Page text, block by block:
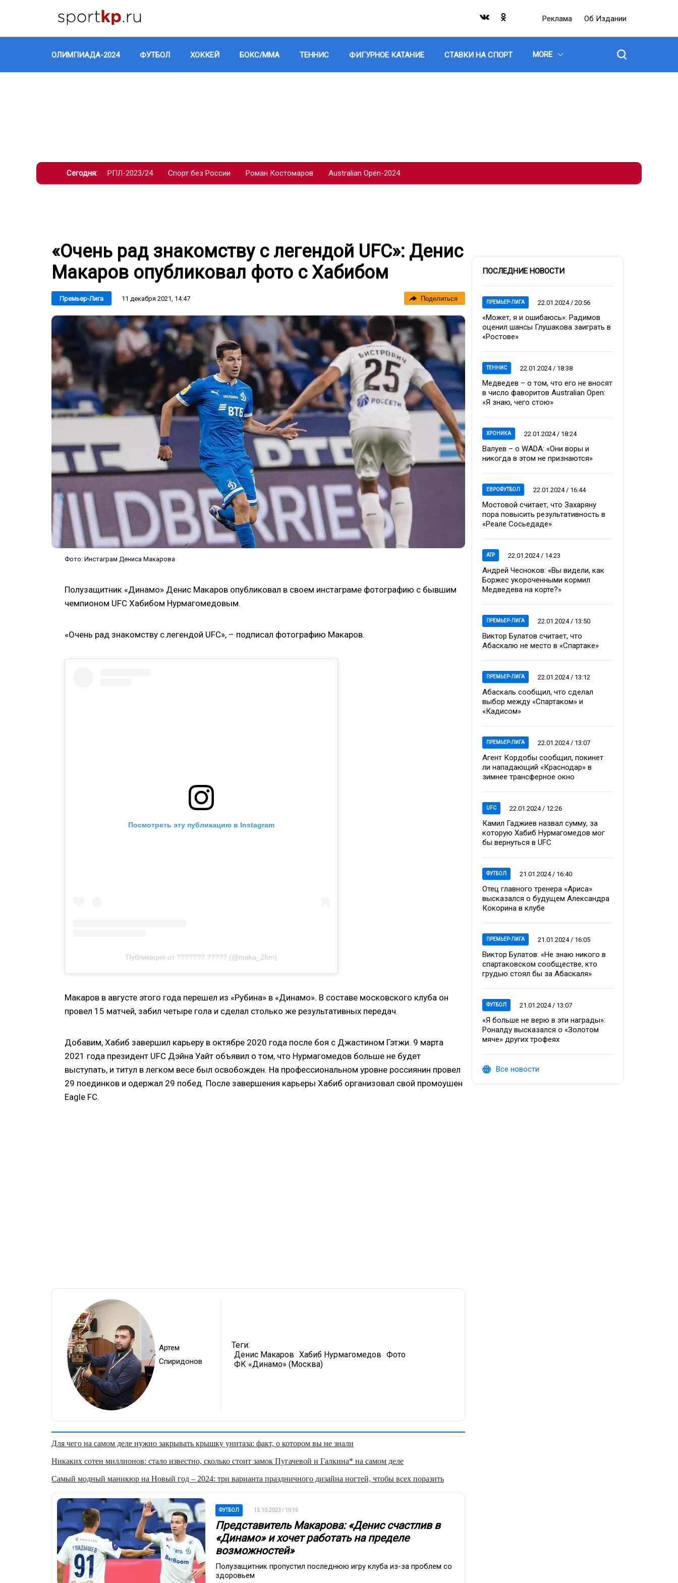
Реклама Об Издании
ОЛИМПИАДА-2024 ФУТБОЛ ХОККЕЙ БОКС/ММА ТЕННИС ФИГУРНОЕ КАТАНИЕ СТАВКИ НА СПОРТ MORE
Сегодня: РПЛ-2023/24 Спорт без России Роман Костомаров Australian Open-2024
«Очень рад знакомству с легендой UFC»: Денис
Макаров опубликовал фото с Хабибом
Премьер-Лига 11 декабря 2021, 14:47 Поделиться
Фото: Инстаграм Дениса Макарова
Полузащитник «Динамо» Денис Макаров опубликовал в своем инстаграме фотографию с бывшим
чемпионом UFC Хабибом Нурмагомедовым.
«Очень рад знакомству с легендой UFC», – подписал фотографию Макаров.
Посмотреть эту публикацию в Instagram
Публикация от ??????? ????? (@maka_25m)
Макаров в августе этого года перешел из «Рубина» в «Динамо». В составе московского клуба он
провел 15 матчей, забил четыре гола и сделал столько же результативных передач.
Добавим, Хабиб завершил карьеру в октябре 2020 года после боя с Джастином Гэтжи. 9 марта
2021 года президент UFC Дэйна Уайт объявил о том, что Нурмагомедов больше не будет
выступать, и титул в легком весе был освобожден. На профессиональном уровне россиянин провел
29 поединков и одержал 29 побед. После завершения карьеры Хабиб организовал свой промоушен
Eagle FC.
Артем
Спиридонов
Теги:
Денис Макаров Хабиб Нурмагомедов Фото
ФК «Динамо» (Москва)
Для чего на самом деле нужно закрывать крышку унитаза: факт, о котором вы не знали
Никаких сотен миллионов: стало известно, сколько стоит замок Пугачевой и Галкина* на самом деле
Самый модный маникюр на Новый год – 2024: три варианта праздничного дизайна ногтей, чтобы всех поразить
ФУТБОЛ 13.10.2023 / 10:15
Представитель Макарова: «Денис счастлив в
«Динамо» и хочет работать на пределе
возможностей»
Полузащитник пропустил последнюю игру клуба из-за проблем со
здоровьем
ПОСЛЕДНИЕ НОВОСТИ
ПРЕМЬЕР-ЛИГА 22.01.2024 / 20:56
«Может, я и ошибаюсь»: Радимов
оценил шансы Глушакова заиграть в
«Ростове»
ТЕННИС 22.01.2024 / 18:38
Медведев – о том, что его не вносят
в число фаворитов Australian Open:
«Я знаю, чего стою»
ХРОНИКА 22.01.2024 / 18:24
Валуев – о WADA: «Они воры и
никогда в этом не признаются»
ЕВРОФУТБОЛ 22.01.2024 / 16:44
Мостовой считает, что Захаряну
пора повысить результативность в
«Реале Сосьедаде»
ATP 22.01.2024 / 14:23
Андрей Чесноков: «Вы видели, как
Боржес укороченными кормил
Медведева на корте?»
ПРЕМЬЕР-ЛИГА 22.01.2024 / 13:50
Виктор Булатов считает, что
Абаскалю не место в «Спартаке»
ПРЕМЬЕР-ЛИГА 22.01.2024 / 13:12
Абаскаль сообщил, что сделал
выбор между «Спартаком» и
«Кадисом»
ПРЕМЬЕР-ЛИГА 22.01.2024 / 13:07
Агент Кордобы сообщил, покинет
ли нападающий «Краснодар» в
зимнее трансферное окно
UFC 22.01.2024 / 12:26
Камил Гаджиев назвал сумму, за
которую Хабиб Нурмагомедов мог
бы вернуться в UFC
ФУТБОЛ 21.01.2024 / 16:40
Отец главного тренера «Ариса»
высказался о будущем Александра
Кокорина в клубе
ПРЕМЬЕР-ЛИГА 21.01.2024 / 16:05
Виктор Булатов: «Не знаю никого в
спартаковском сообществе, кто
грудью стоял бы за Абаскаля»
ФУТБОЛ 21.01.2024 / 13:07
«Я больше не верю в эти награды»:
Роналду высказался о «Золотом
мяче» других трофеях
Все новости